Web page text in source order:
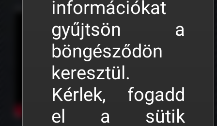
TUTORIAL 05 • Jelzőrendszer
információkat
gyűjtsön a
böngésződön
keresztül.
Kérlek, fogadd
el a sütik